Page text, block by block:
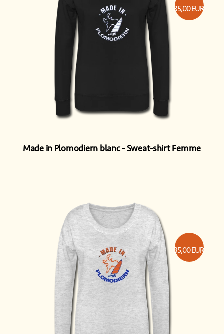
Made in Plomodiern blanc Sweat-shirt Femme
35,00EUR
35,00EUR